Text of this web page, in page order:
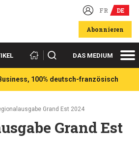
FR DE
Abonnieren
Suchen DAS MEDIUM
100% deutsch-französisch
Grand Est 2024
Grand Est